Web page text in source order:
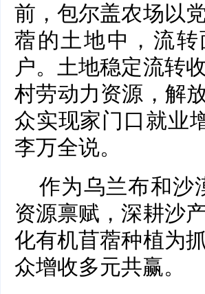
前，包尔盖农场以
蓿的土地中，流转
户。土地稳定流转
村劳动力资源，解
众实现家门口就业
李万全说。
作为乌兰布和沙
资源禀赋，深耕沙
化有机苜蓿种植为
众增收多元共赢。